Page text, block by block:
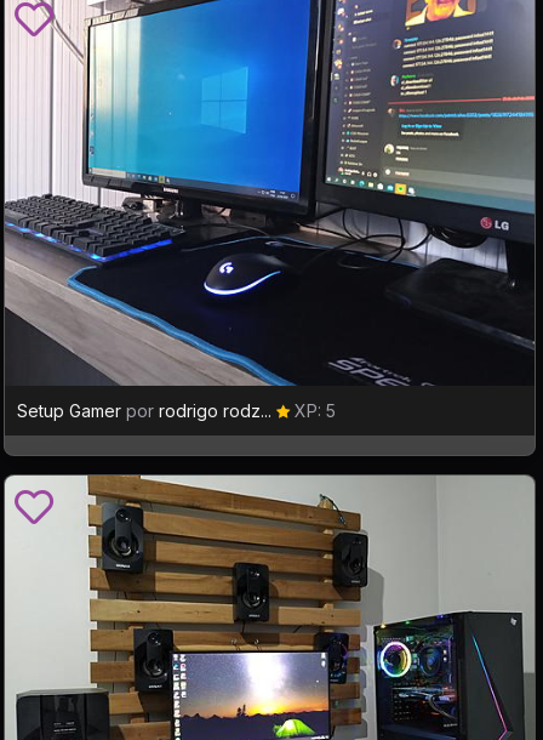
Setup Gamer por rodrigo rodz... XP: 5